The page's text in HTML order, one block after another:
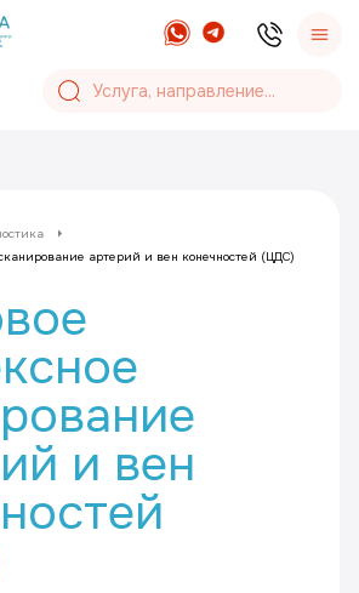
артерий и вен конечностей (ЦДС)
и вен